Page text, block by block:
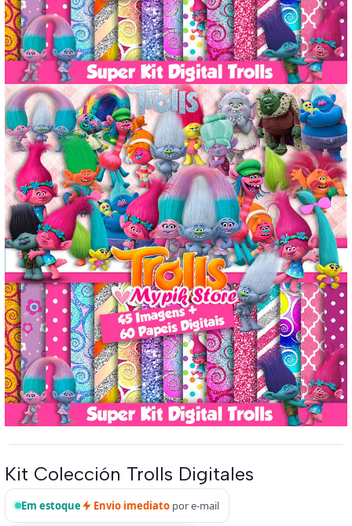
Kit Colección Trolls Digitales
Em estoque Envio imediato por e-mail